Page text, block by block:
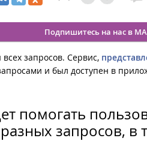
Подпишитесь на нас в
запросов. Сервис,
и был доступен в
помогать
запросов, в